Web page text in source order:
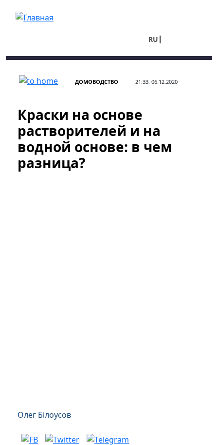
RU
ДОМОВОДСТВО 21:33, 06.12.2020
Краски на основе
растворителей и на
водной основе: в чем
разница?
Олег Білоусов